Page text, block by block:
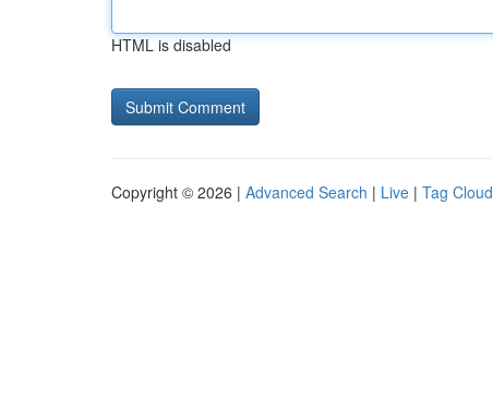
HTML is disabled
Copyright © 2026 | Advanced Search | Live | Tag Cloud